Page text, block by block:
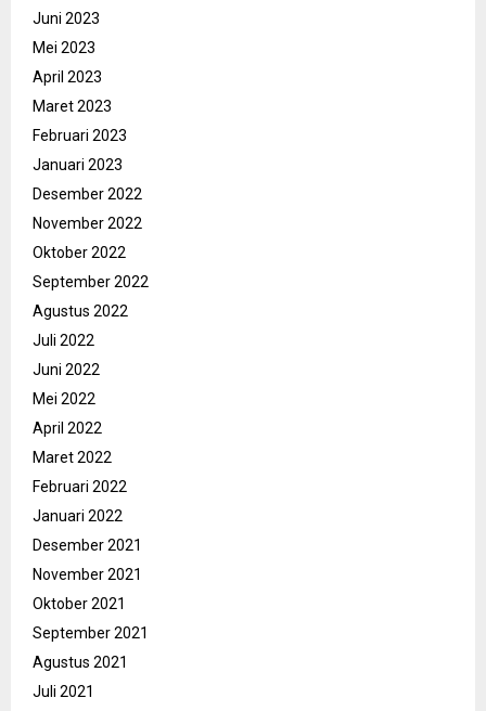
Juni 2023
Mei 2023
April 2023
Maret 2023
Februari 2023
Januari 2023
Desember 2022
November 2022
Oktober 2022
September 2022
Agustus 2022
Juli 2022
Juni 2022
Mei 2022
April 2022
Maret 2022
Februari 2022
Januari 2022
Desember 2021
November 2021
Oktober 2021
September 2021
Agustus 2021
Juli 2021